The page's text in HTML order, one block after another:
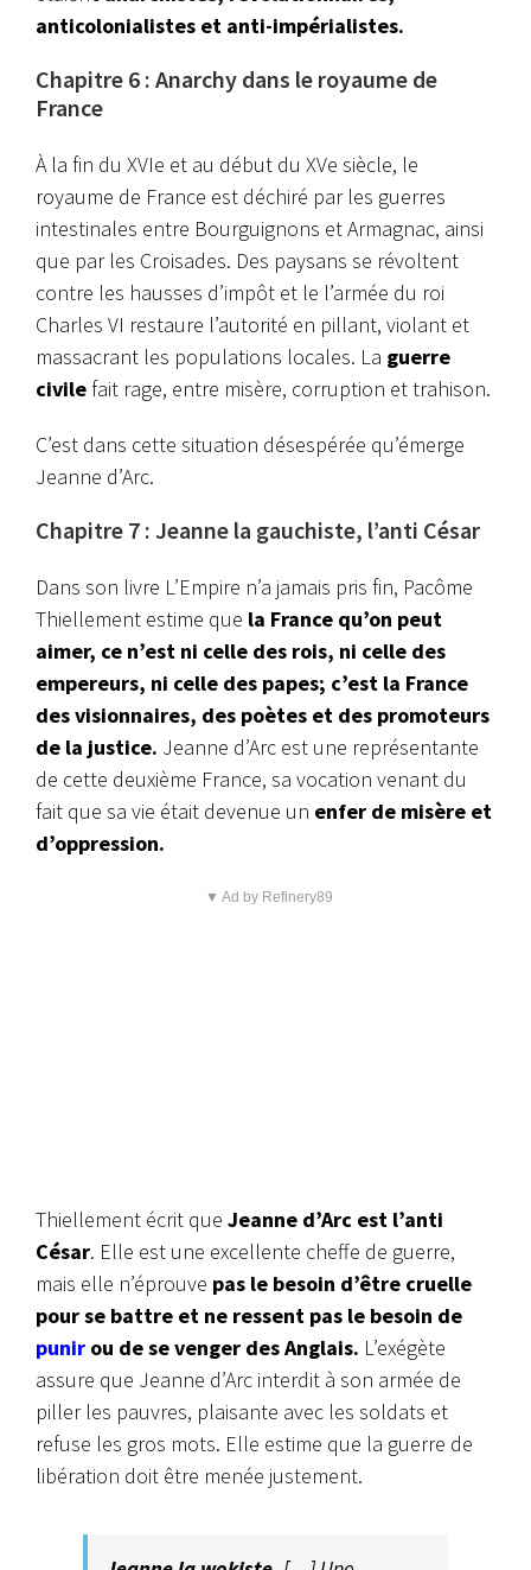
anticolonialistes et anti-impérialistes.
Chapitre 6 : Anarchy dans le royaume de
France
À la fin du XVIe et au début du XVe siècle, le
royaume de France est déchiré par les guerres
intestinales entre Bourguignons et Armagnac, ainsi
que par les Croisades. Des paysans se révoltent
contre les hausses d’impôt et le l’armée du roi
Charles VI restaure l’autorité en pillant, violant et
massacrant les populations locales. La guerre
civile fait rage, entre misère, corruption et trahison.
C’est dans cette situation désespérée qu’émerge
Jeanne d’Arc.
Chapitre 7 : Jeanne la gauchiste, l’anti César
Dans son livre L’Empire n’a jamais pris fin, Pacôme
Thiellement estime que la France qu’on peut
aimer, ce n’est ni celle des rois, ni celle des
empereurs, ni celle des papes; c’est la France
des visionnaires, des poètes et des promoteurs
de la justice. Jeanne d’Arc est une représentante
de cette deuxième France, sa vocation venant du
fait que sa vie était devenue un enfer de misère et
d’oppression.
▼ Ad by Refinery89
Thiellement écrit que Jeanne d’Arc est l’anti
César. Elle est une excellente cheffe de guerre,
mais elle n’éprouve pas le besoin d’être cruelle
pour se battre et ne ressent pas le besoin de
punir ou de se venger des Anglais. L’exégète
assure que Jeanne d’Arc interdit à son armée de
piller les pauvres, plaisante avec les soldats et
refuse les gros mots. Elle estime que la guerre de
libération doit être menée justement.